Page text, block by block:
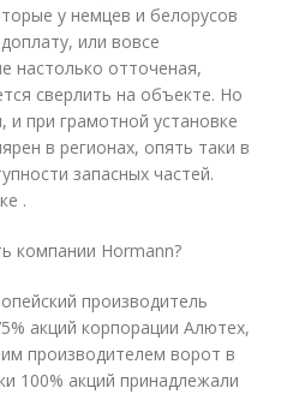
у немцев и белорусов
или вовсе
настолько отточеная,
сверлить на объекте. Но
и при грамотной установке
в регионах, опять таки в
запасных частей.
.
компании Hormann?
производитель
акций корпорации Алютех,
производителем ворот в
100% акций принадлежали